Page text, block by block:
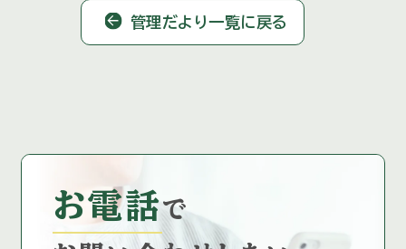
管理だより一覧に戻る
お電話で